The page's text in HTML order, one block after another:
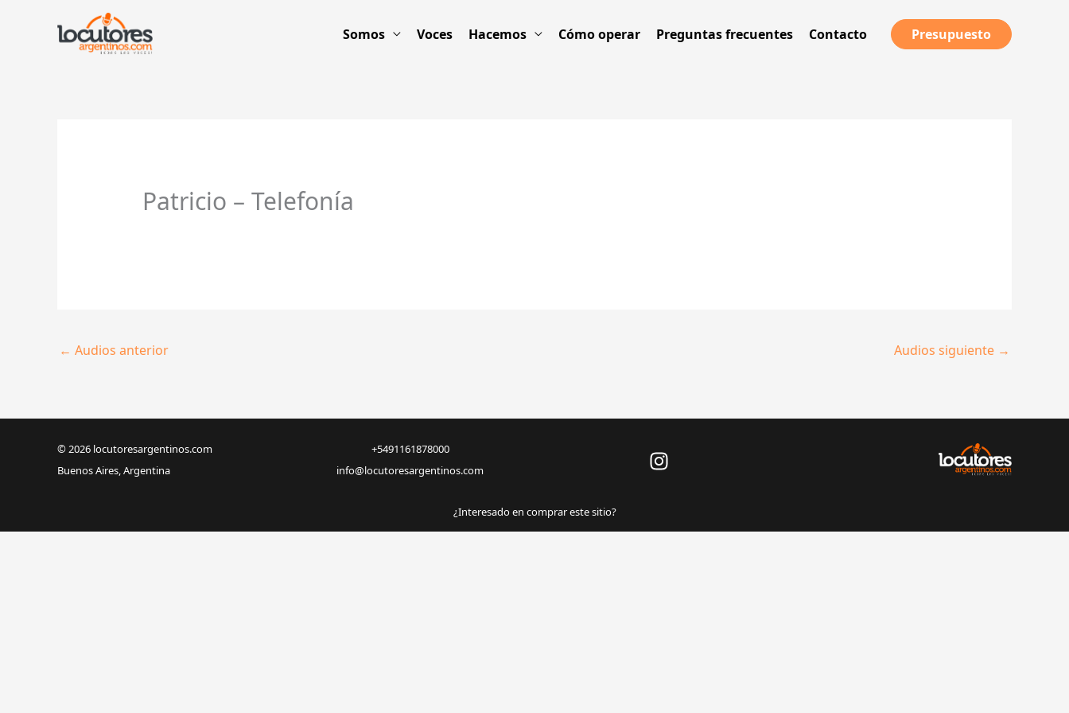
Somos Voces Hacemos Cómo operar Preguntas frecuentes Contacto Presupuesto
Patricio – Telefonía
← Audios anterior Audios siguiente →
© 2026 locutoresargentinos.com
Buenos Aires, Argentina
+5491161878000
info@locutoresargentinos.com
¿Interesado en comprar este sitio?